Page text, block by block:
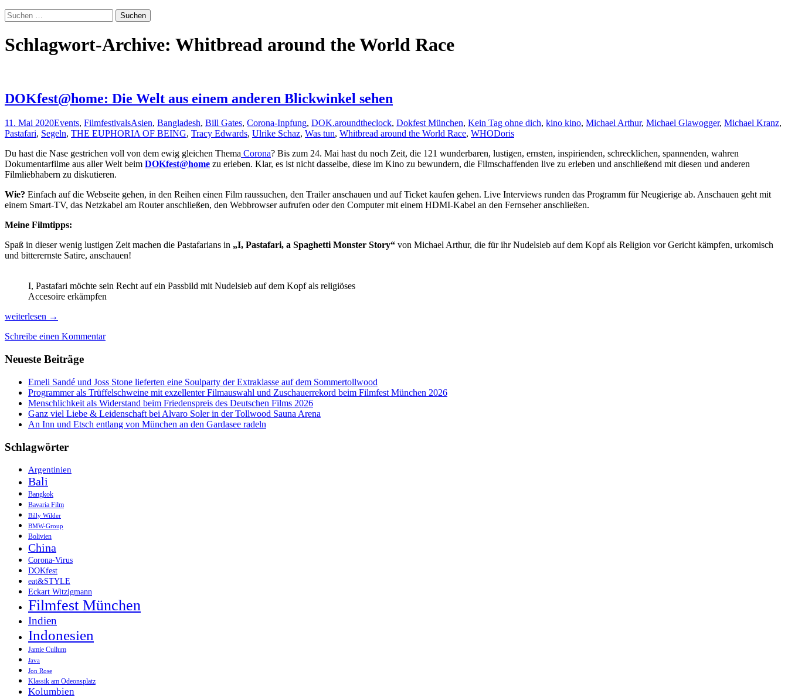
Suchen
nach:
Schlagwort-Archive: Whitbread around the World Race
DOKfest@home: Die Welt aus einem anderen Blickwinkel sehen
11. Mai 2020Events, FilmfestivalsAsien, Bangladesh, Bill Gates, Corona-Inpfung, DOK.aroundtheclock, Dokfest München, Kein Tag ohne dich, kino kino, Michael Arthur, Michael Glawogger, Michael Kranz,
Pastafari, Segeln, THE EUPHORIA OF BEING, Tracy Edwards, Ulrike Schaz, Was tun, Whitbread around the World Race, WHODoris
Du hast die Nase gestrichen voll von dem ewig gleichen Thema Corona? Bis zum 24. Mai hast du noch Zeit, die 121 wunderbaren, lustigen, ernsten, inspirienden, schrecklichen, spannenden, wahren
Dokumentarfilme aus aller Welt beim DOKfest@home zu erleben. Klar, es ist nicht dasselbe, diese im Kino zu bewundern, die Filmschaffenden live zu erleben und anschließend mit diesen und anderen
Filmliebhabern zu diskutieren.
Wie? Einfach auf die Webseite gehen, in den Reihen einen Film raussuchen, den Trailer anschauen und auf Ticket kaufen gehen. Live Interviews runden das Programm für Neugierige ab. Anschauen geht mit
einem Smart-TV, das Netzkabel am Router anschließen, den Webbrowser aufrufen oder den Computer mit einem HDMI-Kabel an den Fernseher anschließen.
Meine Filmtipps:
Spaß in dieser wenig lustigen Zeit machen die Pastafarians in „I, Pastafari, a Spaghetti Monster Story“ von Michael Arthur, die für ihr Nudelsieb auf dem Kopf als Religion vor Gericht kämpfen, urkomisch
und bitterernste Satire, anschauen!
I, Pastafari möchte sein Recht auf ein Passbild mit Nudelsieb auf dem Kopf als religiöses
Accesoire erkämpfen
DOKfest@home:
Welt
einem
Blickwinkel
sehen
weiterlesen →
Schreibe einen Kommentar
Neueste Beiträge
Emeli Sandé und Joss Stone lieferten eine Soulparty der Extraklasse auf dem Sommertollwood
Programmer als Trüffelschweine mit exzellenter Filmauswahl und Zuschauerrekord beim Filmfest München 2026
Menschlichkeit als Widerstand beim Friedenspreis des Deutschen Films 2026
Ganz viel Liebe & Leidenschaft bei Alvaro Soler in der Tollwood Sauna Arena
An Inn und Etsch entlang von München an den Gardasee radeln
Schlagwörter
Argentinien
Bali
Bangkok
Bavaria Film
Billy Wilder
BMW-Group
Bolivien
China
Corona-Virus
DOKfest
eat&STYLE
Eckart Witzigmann
Filmfest München
Indien
Indonesien
Jamie Cullum
Java
Jon Rose
Klassik am Odeonsplatz
Kolumbien